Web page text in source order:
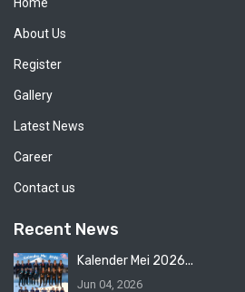
About Us
Register
Gallery
Latest News
Career
Contact us
Recent News
Kalender Mei 2026...
Jun 04, 2026